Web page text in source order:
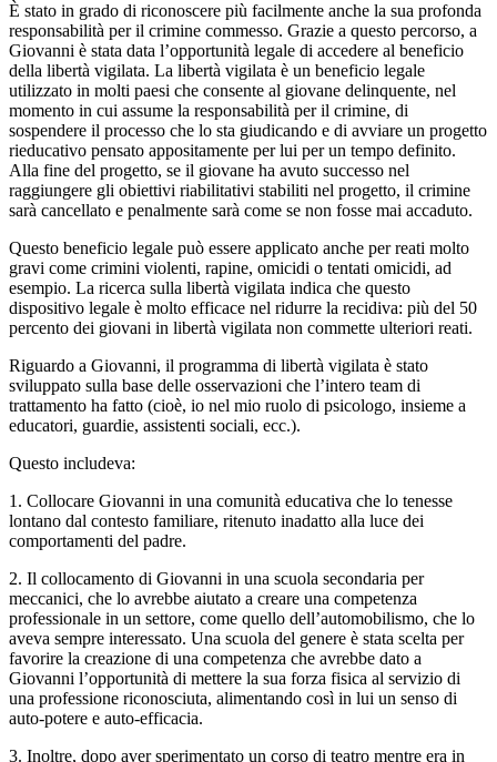
È stato in grado di riconoscere più facilmente anche la sua profonda
responsabilità per il crimine commesso. Grazie a questo percorso, a
Giovanni è stata data l’opportunità legale di accedere al beneficio
della libertà vigilata. La libertà vigilata è un beneficio legale
utilizzato in molti paesi che consente al giovane delinquente, nel
momento in cui assume la responsabilità per il crimine, di
sospendere il processo che lo sta giudicando e di avviare un progetto
rieducativo pensato appositamente per lui per un tempo definito.
Alla fine del progetto, se il giovane ha avuto successo nel
raggiungere gli obiettivi riabilitativi stabiliti nel progetto, il crimine
sarà cancellato e penalmente sarà come se non fosse mai accaduto.
Questo beneficio legale può essere applicato anche per reati molto
gravi come crimini violenti, rapine, omicidi o tentati omicidi, ad
esempio. La ricerca sulla libertà vigilata indica che questo
dispositivo legale è molto efficace nel ridurre la recidiva: più del 50
percento dei giovani in libertà vigilata non commette ulteriori reati.
Riguardo a Giovanni, il programma di libertà vigilata è stato
sviluppato sulla base delle osservazioni che l’intero team di
trattamento ha fatto (cioè, io nel mio ruolo di psicologo, insieme a
educatori, guardie, assistenti sociali, ecc.).
Questo includeva:
1. Collocare Giovanni in una comunità educativa che lo tenesse
lontano dal contesto familiare, ritenuto inadatto alla luce dei
comportamenti del padre.
2. Il collocamento di Giovanni in una scuola secondaria per
meccanici, che lo avrebbe aiutato a creare una competenza
professionale in un settore, come quello dell’automobilismo, che lo
aveva sempre interessato. Una scuola del genere è stata scelta per
favorire la creazione di una competenza che avrebbe dato a
Giovanni l’opportunità di mettere la sua forza fisica al servizio di
una professione riconosciuta, alimentando così in lui un senso di
auto-potere e auto-efficacia.
3. Inoltre, dopo aver sperimentato un corso di teatro mentre era in